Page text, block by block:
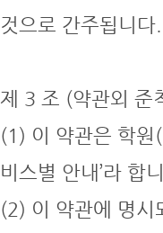
것으로 간주됩니다.
제 3 조 (약관외 준
(1) 이 약관은 학원
비스별 안내’라 합
(2) 이 약관에 명시